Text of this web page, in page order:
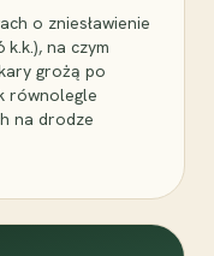
o zniesławienie
na czym
grożą po
równolegle
na drodze